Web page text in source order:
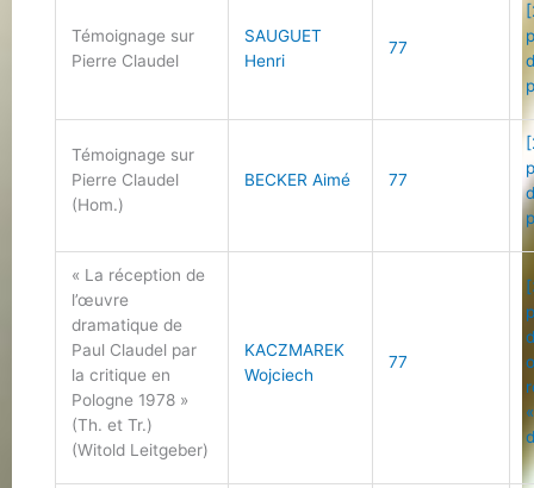
Témoignage sur
Pierre Claudel
SAUGUET
Henri
77
Témoignage sur
Pierre Claudel
(Hom.)
BECKER Aimé 77
« La réception de
l’œuvre
dramatique de
Paul Claudel par
la critique en
Pologne 1978 »
(Th. et Tr.)
(Witold Leitgeber)
KACZMAREK
Wojciech
77